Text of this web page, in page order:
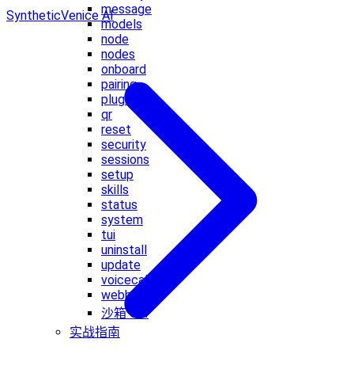
message
models
node
nodes
onboard
pairing
plugins
qr
reset
security
sessions
setup
skills
status
system
tui
uninstall
update
voicecall
webhooks
沙箱 CLI
实战指南
SyntheticVenice AI